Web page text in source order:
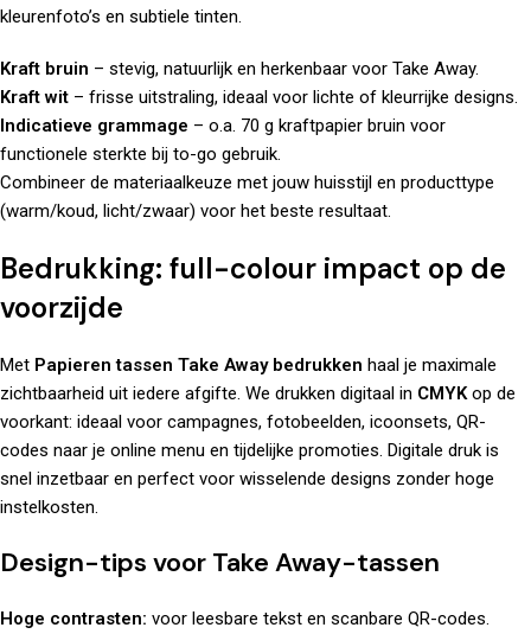
kleurenfoto’s en subtiele tinten.
Kraft bruin – stevig, natuurlijk en herkenbaar voor Take Away.
Kraft wit – frisse uitstraling, ideaal voor lichte of kleurrijke designs.
Indicatieve grammage – o.a. 70 g kraftpapier bruin voor
functionele sterkte bij to-go gebruik.
Combineer de materiaalkeuze met jouw huisstijl en producttype
(warm/koud, licht/zwaar) voor het beste resultaat.
Bedrukking: full-colour impact op de
voorzijde
Met Papieren tassen Take Away bedrukken haal je maximale
zichtbaarheid uit iedere afgifte. We drukken digitaal in CMYK op de
voorkant: ideaal voor campagnes, fotobeelden, icoonsets, QR-
codes naar je online menu en tijdelijke promoties. Digitale druk is
snel inzetbaar en perfect voor wisselende designs zonder hoge
instelkosten.
Design-tips voor Take Away-tassen
Hoge contrasten: voor leesbare tekst en scanbare QR-codes.